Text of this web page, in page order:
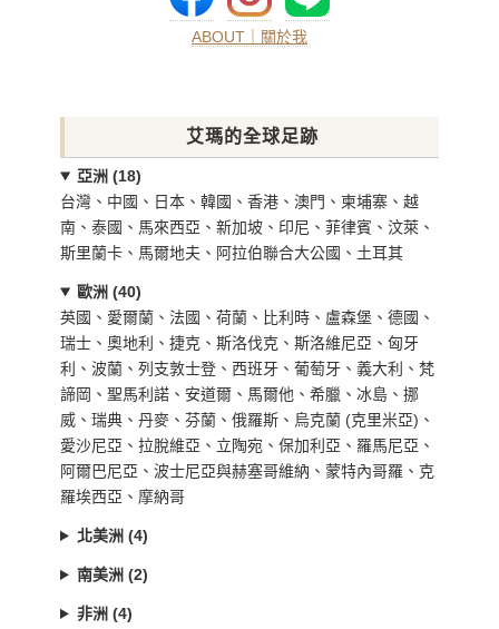
ABOUT｜關於我
艾瑪的全球足跡
亞洲 (18)
台灣、中國、日本、韓國、香港、澳門、柬埔寨、越
南、泰國、馬來西亞、新加坡、印尼、菲律賓、汶萊、
斯里蘭卡、馬爾地夫、阿拉伯聯合大公國、土耳其
歐洲 (40)
英國、愛爾蘭、法國、荷蘭、比利時、盧森堡、德國、
瑞士、奧地利、捷克、斯洛伐克、斯洛維尼亞、匈牙
利、波蘭、列支敦士登、西班牙、葡萄牙、義大利、梵
諦岡、聖馬利諾、安道爾、馬爾他、希臘、冰島、挪
威、瑞典、丹麥、芬蘭、俄羅斯、烏克蘭 (克里米亞)、
愛沙尼亞、拉脫維亞、立陶宛、保加利亞、羅馬尼亞、
阿爾巴尼亞、波士尼亞與赫塞哥維納、蒙特內哥羅、克
羅埃西亞、摩納哥
北美洲 (4)
南美洲 (2)
非洲 (4)